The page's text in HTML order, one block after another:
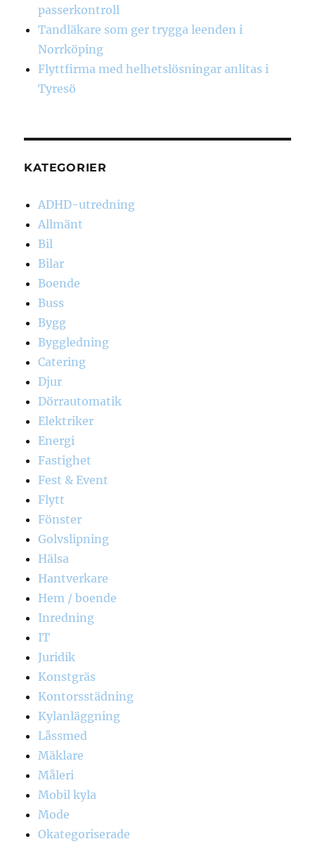
passerkontroll
Tandläkare som ger trygga leenden i
Norrköping
Flyttfirma med helhetslösningar anlitas i
Tyresö
KATEGORIER
ADHD-utredning
Allmänt
Bil
Bilar
Boende
Buss
Bygg
Byggledning
Catering
Djur
Dörrautomatik
Elektriker
Energi
Fastighet
Fest & Event
Flytt
Fönster
Golvslipning
Hälsa
Hantverkare
Hem / boende
Inredning
IT
Juridik
Konstgräs
Kontorsstädning
Kylanläggning
Låssmed
Mäklare
Måleri
Mobil kyla
Mode
Okategoriserade